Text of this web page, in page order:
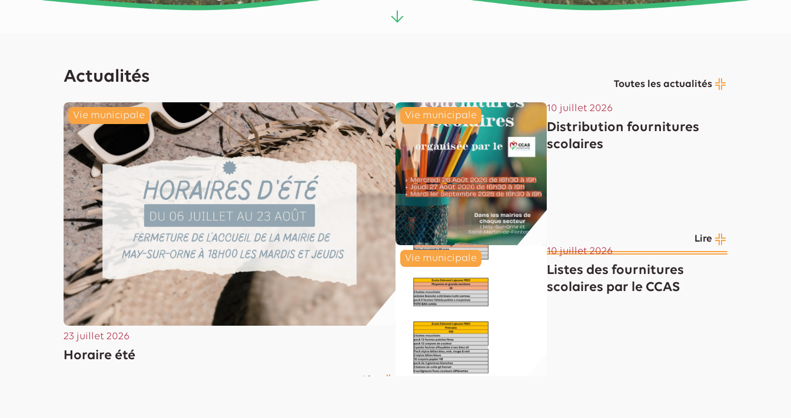
Actualités Toutes les actualités
Vie municipale
23 juillet 2026
Horaire été
Vie municipale
10 juillet 2026
Distribution fournitures
scolaires
Lire
Vie municipale
10 juillet 2026
Listes des fournitures
scolaires par le CCAS